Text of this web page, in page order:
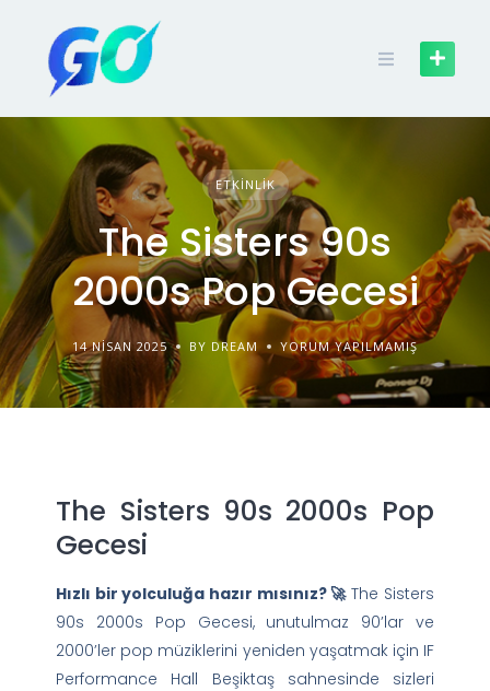
ETKINLIK
The Sisters 90s
2000s Pop Gecesi
14 NISAN 2025 BY DREAM YORUM YAPILMAMIŞ
The Sisters 90s 2000s Pop
Gecesi
Hızlı bir yolculuğa hazır mısınız? 🚀The Sisters
90s 2000s Pop Gecesi, unutulmaz 90’lar ve
2000’ler pop müziklerini yeniden yaşatmak için IF
Performance Hall Beşiktaş sahnesinde sizleri